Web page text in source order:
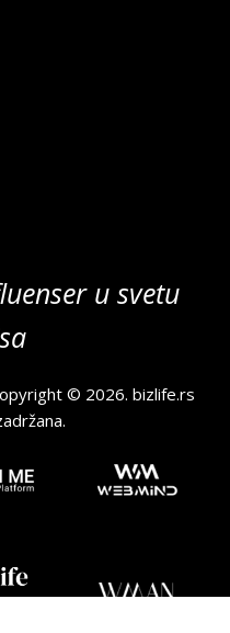
u svetu
© 2026.bizlife.rs